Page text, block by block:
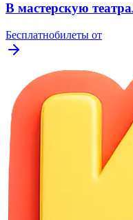
В мастерскую
Бесплатнобилеты от